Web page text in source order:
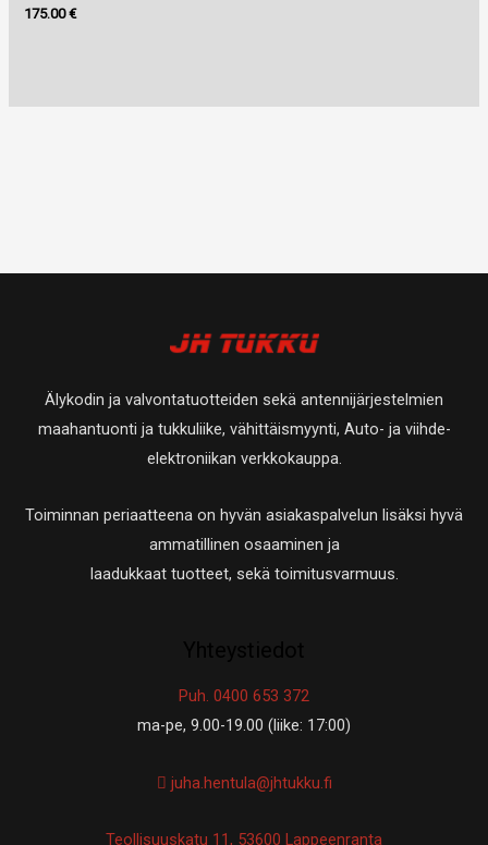
175.00€
Älykodin ja valvontatuotteiden sekä antennijärjestelmien
maahantuonti ja tukkuliike, vähittäismyynti, Auto- ja viihde-
elektroniikan verkkokauppa.
Toiminnan periaatteena on hyvän asiakaspalvelun lisäksi hyvä
ammatillinen osaaminen ja
laadukkaat tuotteet, sekä toimitusvarmuus.
Puh. 0400 653 372
ma-pe, 9.00-19.00 (liike: 17:00)
juha.hentula@jhtukku.fi
Teollisuuskatu 11, 53600 Lappeenranta